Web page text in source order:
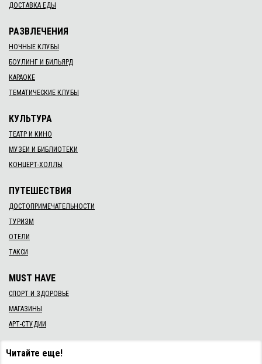
ДОСТАВКА ЕДЫ
РАЗВЛЕЧЕНИЯ
НОЧНЫЕ КЛУБЫ
БОУЛИНГ И БИЛЬЯРД
КАРАОКЕ
ТЕМАТИЧЕСКИЕ КЛУБЫ
КУЛЬТУРА
ТЕАТР И КИНО
МУЗЕИ И БИБЛИОТЕКИ
КОНЦЕРТ-ХОЛЛЫ
ПУТЕШЕСТВИЯ
ДОСТОПРИМЕЧАТЕЛЬНОСТИ
ТУРИЗМ
ОТЕЛИ
ТАКСИ
MUST HAVE
СПОРТ И ЗДОРОВЬЕ
МАГАЗИНЫ
АРТ-СТУДИИ
Читайте еще!